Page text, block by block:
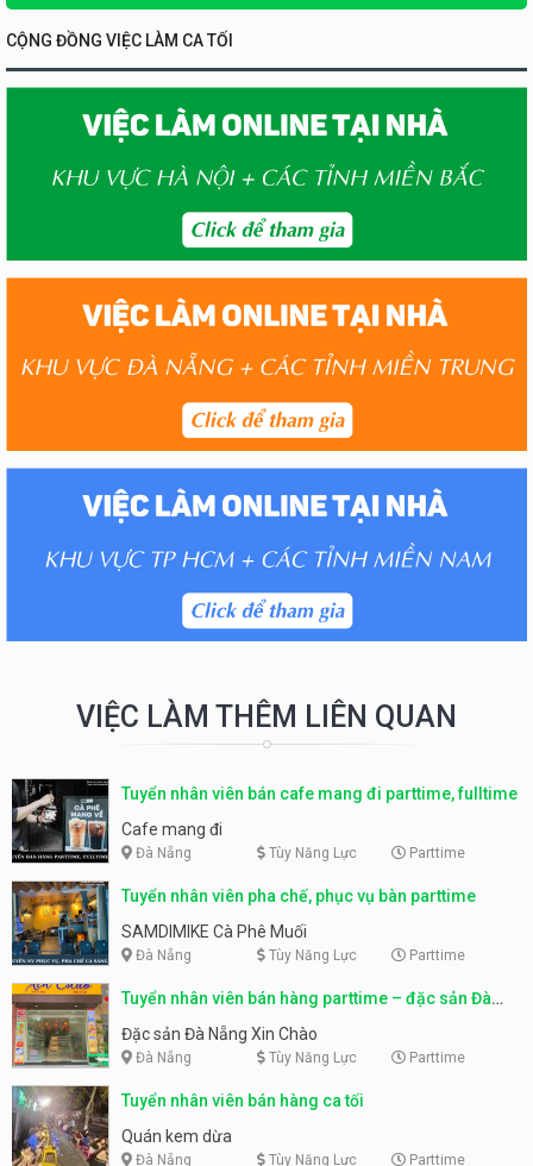
CỘNG ĐỒNG VIỆC LÀM CA TỐI
VIỆC LÀM THÊM LIÊN QUAN
Tuyển nhân viên bán cafe mang đi parttime, fulltime
Cafe mang đi
Đà Nẵng Tùy Năng Lực Parttime
Tuyển nhân viên pha chế, phục vụ bàn parttime
SAMDIMIKE Cà Phê Muối
Đà Nẵng Tùy Năng Lực Parttime
Tuyển nhân viên bán hàng parttime – đặc sản Đà
Nẵng
Đặc sản Đà Nẵng Xin Chào
Đà Nẵng Tùy Năng Lực Parttime
Tuyển nhân viên bán hàng ca tối
Quán kem dừa
Đà Nẵng Tùy Năng Lực Parttime